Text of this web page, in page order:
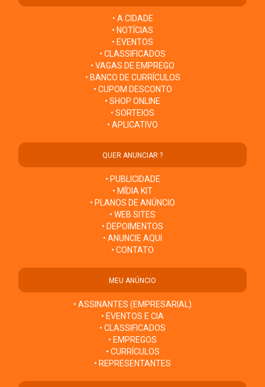
• A CIDADE
• NOTÍCIAS
• EVENTOS
• CLASSIFICADOS
• VAGAS DE EMPREGO
• BANCO DE CURRÍCULOS
• CUPOM DESCONTO
• SHOP ONLINE
• SORTEIOS
• APLICATIVO
QUER ANUNCIAR ?
• PUBLICIDADE
• MÍDIA KIT
• PLANOS DE ANÚNCIO
• WEB SITES
• DEPOIMENTOS
• ANUNCIE AQUI
• CONTATO
MEU ANÚNCIO
• ASSINANTES (EMPRESARIAL)
• EVENTOS E CIA
• CLASSIFICADOS
• EMPREGOS
• CURRÍCULOS
• REPRESENTANTES